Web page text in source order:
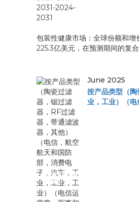
包装性健康市场：全球份额和
225.3亿美元，在预测期间的复
按产品类型（陶
瓷过滤...
June 2025
按产品类型（
业，工业）（